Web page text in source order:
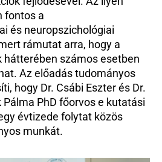
fontos a
és neuropszichológiai
rámutat arra, hogy a
hátterében számos esetben
Az előadás tudományos
hogy Dr. Csábi Eszter és Dr.
PhD főorvos e kutatási
évtizede folytat közös
munkát.